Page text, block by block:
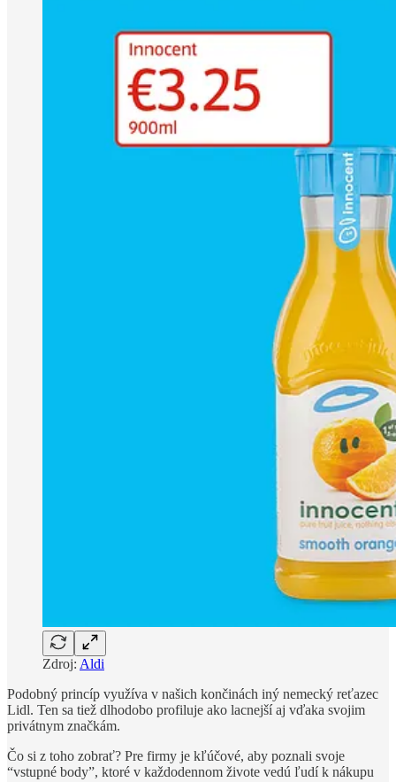
Zdroj: Aldi
Podobný princíp využíva v našich končinách iný nemecký reťazec
Lidl. Ten sa tiež dlhodobo profiluje ako lacnejší aj vďaka svojim
privátnym značkám.
Čo si z toho zobrať? Pre firmy je kľúčové, aby poznali svoje
“vstupné body”, ktoré v každodennom živote vedú ľudí k nákupu